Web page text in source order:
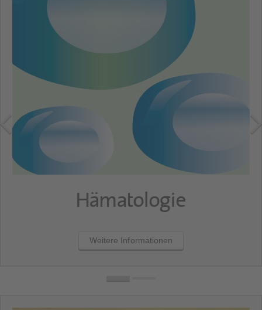
Hämatologie
Weitere Informationen